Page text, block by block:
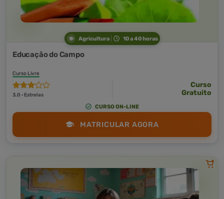
Agricultura 10 a 40 horas
Educação do Campo
Curso Livre
3,0 · Estrelas
Curso
Gratuito
CURSO ON-LINE
MATRICULAR AGORA